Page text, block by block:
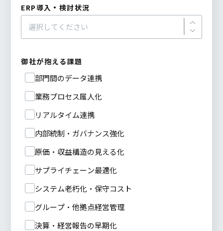
ERP導入・検討状況
御社が抱える課題
部門間のデータ連携
業務プロセス属人化
リアルタイム連携
内部統制・ガバナンス強化
原価・収益構造の見える化
サプライチェーン最適化
システム老朽化・保守コスト
グループ・他拠点経営管理
決算・経営報告の早期化